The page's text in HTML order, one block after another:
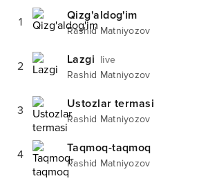
1 Qizg'aldog'im
Rashid Matniyozov
2 Lazgi live
Rashid Matniyozov
3 Ustozlar termasi
Rashid Matniyozov
4 Taqmoq-taqmoq
Rashid Matniyozov